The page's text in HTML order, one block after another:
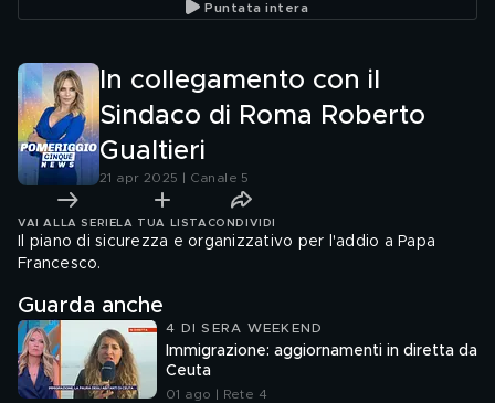
Puntata intera
In collegamento con il
Sindaco di Roma Roberto
Gualtieri
21 apr 2025 | Canale 5
VAI ALLA SERIE LA TUA LISTA CONDIVIDI
Il piano di sicurezza e organizzativo per l'addio a Papa
Francesco.
Guarda anche
4 DI SERA WEEKEND
Immigrazione: aggiornamenti in diretta da
Ceuta
01 ago | Rete 4